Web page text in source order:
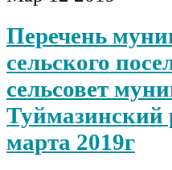
Перечень
сельского
сельсовет
Туймазинский
марта 2019г